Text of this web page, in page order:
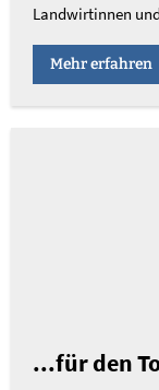
Landwirtinnen
Mehr erfahren
...für den